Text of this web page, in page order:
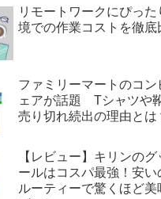
リモートワークにぴった
境での作業コストを徹底
ファミリーマートのコン
ェアが話題 Tシャツや
売り切れ続出の理由とは
【レビュー】キリンのグ
ールはコスパ最強！安い
ルーティーで驚くほど美